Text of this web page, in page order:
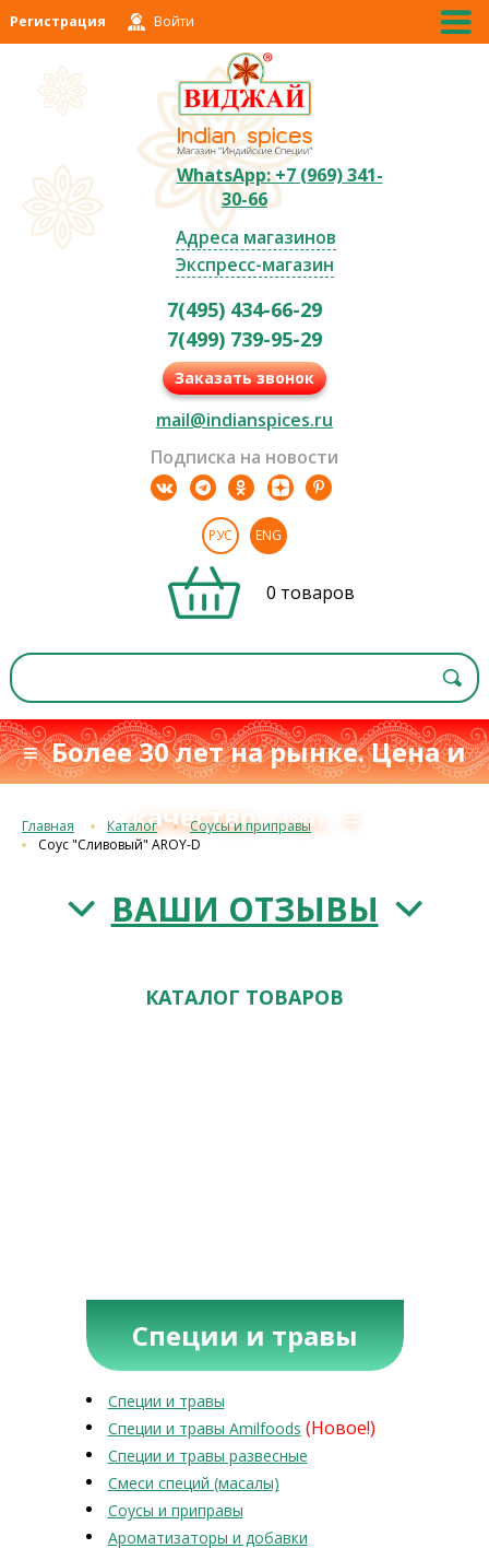
Регистрация Войти
WhatsApp: +7 (969) 341-
30-66
Адреса магазинов
Экспресс-магазин
7(495) 434-66-29
7(499) 739-95-29
Заказать звонок
mail@indianspices.ru
Подписка на новости
РУС ENG
0 товаров
≡ Более 30 лет на рынке. Цена и
качествос 1993 г. ≡
Главная Каталог
Соусы и приправы
Соус "Сливовый" AROY-D
ВАШИ ОТЗЫВЫ
КАТАЛОГ ТОВАРОВ
Специи и травы
Специи и травы
Специи и травы Amilfoods (Новое!)
Специи и травы развесные
Смеси специй (масалы)
Соусы и приправы
Ароматизаторы и добавки